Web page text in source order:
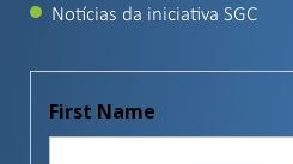
Notícias da iniciativa SGC